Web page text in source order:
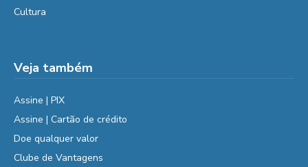
Cultura
Veja também
Assine | PIX
Assine | Cartão de crédito
Doe qualquer valor
Clube de Vantagens